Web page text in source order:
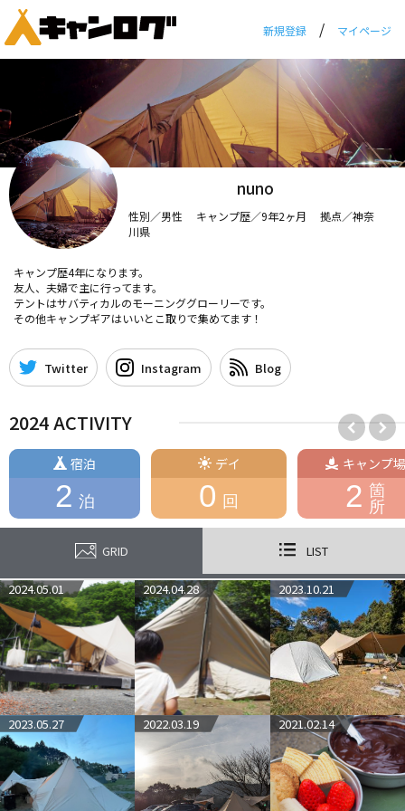
新規登録 / マイページ
nuno
性別／男性 キャンプ歴／9年2ヶ月 拠点／神奈
川県
キャンプ歴4年になります。
友人、夫婦で主に行ってます。
テントはサバティカルのモーニンググローリーです。
その他キャンプギアはいいとこ取りで集めてます！
Twitter Instagram Blog
2024 ACTIVITY
宿泊
2 泊
デイ
0 回
キャンプ場
2 箇
所
GRID LIST
2024.05.01 2024.04.28 2023.10.21
2023.05.27 2022.03.19 2021.02.14